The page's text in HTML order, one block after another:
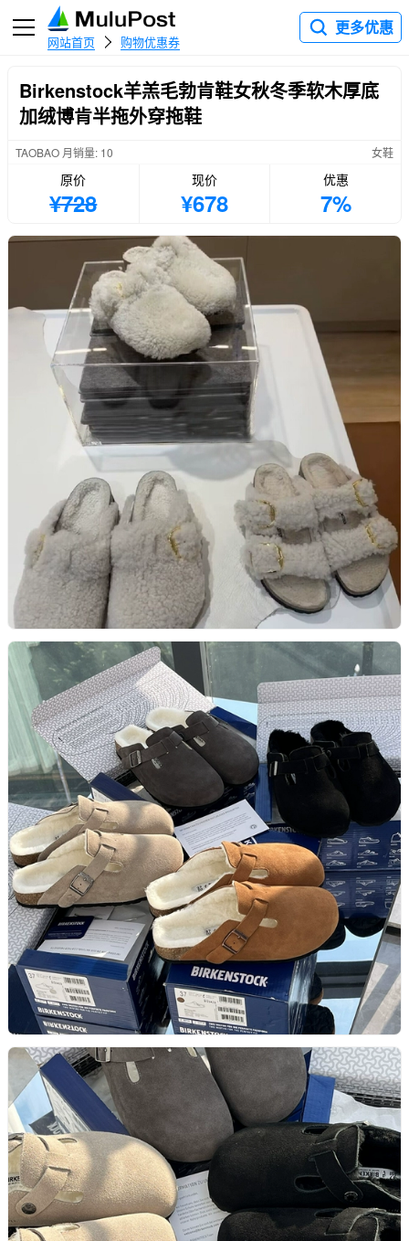
网站首页 购物优惠券
更多优惠
Birkenstock羊羔毛勃肯鞋女秋冬季软木厚底
加绒博肯半拖外穿拖鞋
TAOBAO 月销量: 10 女鞋
原价
¥728
现价
¥678
优惠
7%